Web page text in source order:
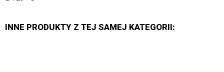
INNE PRODUKTY Z TEJ SAMEJ KATEGORII: